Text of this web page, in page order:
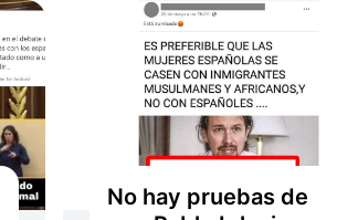
No hay pruebas de